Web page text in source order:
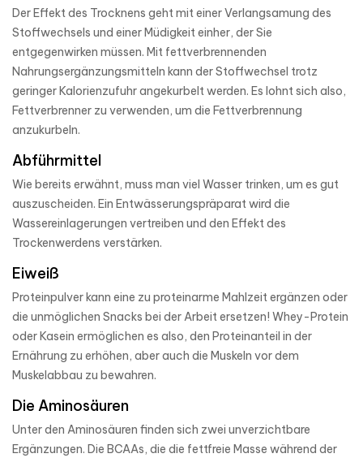
Der Effekt des Trocknens geht mit einer Verlangsamung des
Stoffwechsels und einer Müdigkeit einher, der Sie
entgegenwirken müssen. Mit fettverbrennenden
Nahrungsergänzungsmitteln kann der Stoffwechsel trotz
geringer Kalorienzufuhr angekurbelt werden. Es lohnt sich also,
Fettverbrenner zu verwenden, um die Fettverbrennung
anzukurbeln.
Abführmittel
Wie bereits erwähnt, muss man viel Wasser trinken, um es gut
auszuscheiden. Ein Entwässerungspräparat wird die
Wassereinlagerungen vertreiben und den Effekt des
Trockenwerdens verstärken.
Eiweiß
Proteinpulver kann eine zu proteinarme Mahlzeit ergänzen oder
die unmöglichen Snacks bei der Arbeit ersetzen! Whey-Protein
oder Kasein ermöglichen es also, den Proteinanteil in der
Ernährung zu erhöhen, aber auch die Muskeln vor dem
Muskelabbau zu bewahren.
Die Aminosäuren
Unter den Aminosäuren finden sich zwei unverzichtbare
Ergänzungen. Die BCAAs, die die fettfreie Masse während der